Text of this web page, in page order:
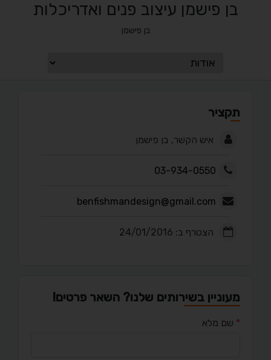
בן פישמן עיצוב פנים ואדריכלות
בן פישמן
תקציר
איש הקשר, בן פישמן
03-934-0550
benfishmandesign@gmail.com
הצטרף ב: 24/01/2016
מעוניין בשירותים שלנו? השאר פרטים!
* שם מלא